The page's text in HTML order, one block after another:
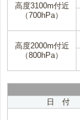
高度3100m付近
（700hPa）
高度2000m付近
（800hPa）
日 付